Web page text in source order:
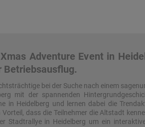
Adventure Event in
Betriebsausflug.
bei der Suche nach einem
mit der spannenden
in Heidelberg und lernen dabei die
dass die Teilnehmer die Altstadt
Stadtrallye in Heidelberg um ein